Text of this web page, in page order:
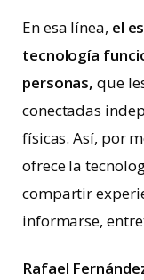
En esa línea, el
tecnología
personas, que
conectadas
físicas. Así, por
ofrece la
compartir
informarse,
Rafael